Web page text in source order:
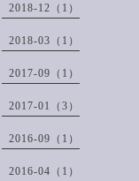
2018-12（1）
2018-03（1）
2017-09（1）
2017-01（3）
2016-09（1）
2016-04（1）